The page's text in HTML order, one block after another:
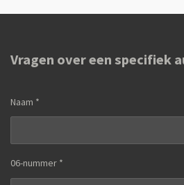
Vragen over een specifiek
Naam *
06-nummer *